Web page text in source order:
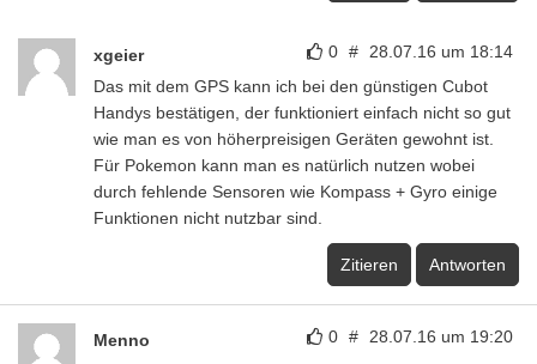
0 # 28.07.16 um 18:14
xgeier
Das mit dem GPS kann ich bei den günstigen Cubot
Handys bestätigen, der funktioniert einfach nicht so gut
wie man es von höherpreisigen Geräten gewohnt ist.
Für Pokemon kann man es natürlich nutzen wobei
durch fehlende Sensoren wie Kompass + Gyro einige
Funktionen nicht nutzbar sind.
Zitieren Antworten
0 # 28.07.16 um 19:20
Menno